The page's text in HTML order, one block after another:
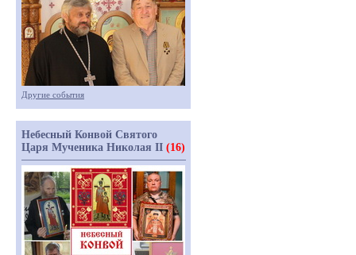
Другие события
Небесный Конвой Святого
Царя Мученика Николая II (16)